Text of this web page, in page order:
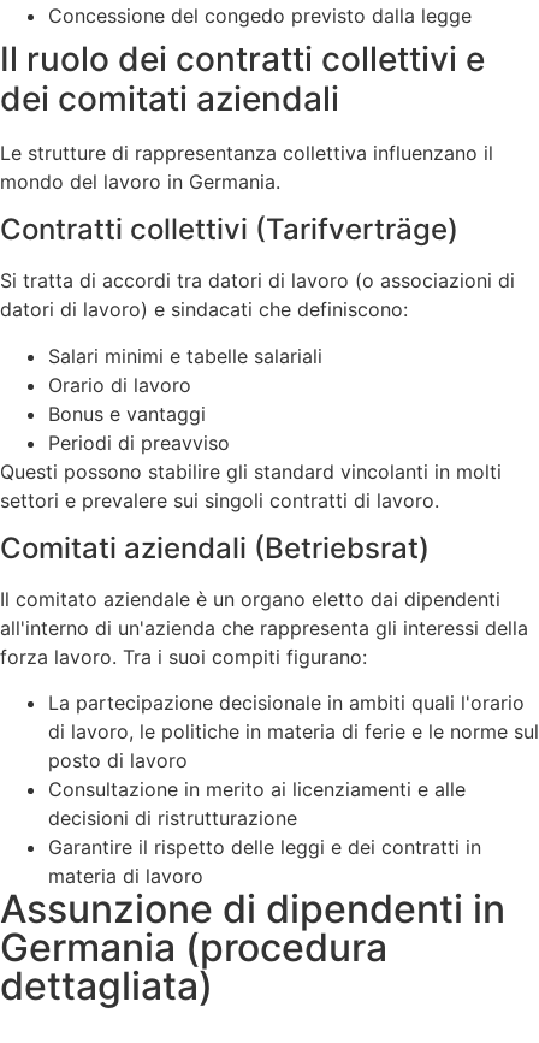
Concessione del congedo previsto dalla legge
Il ruolo dei contratti collettivi e
dei comitati aziendali
Le strutture di rappresentanza collettiva influenzano il
mondo del lavoro in Germania.
Contratti collettivi (Tarifverträge)
Si tratta di accordi tra datori di lavoro (o associazioni di
datori di lavoro) e sindacati che definiscono:
Salari minimi e tabelle salariali
Orario di lavoro
Bonus e vantaggi
Periodi di preavviso
Questi possono stabilire gli standard vincolanti in molti
settori e prevalere sui singoli contratti di lavoro.
Comitati aziendali (Betriebsrat)
Il comitato aziendale è un organo eletto dai dipendenti
all'interno di un'azienda che rappresenta gli interessi della
forza lavoro. Tra i suoi compiti figurano:
La partecipazione decisionale in ambiti quali l'orario
di lavoro, le politiche in materia di ferie e le norme sul
posto di lavoro
Consultazione in merito ai licenziamenti e alle
decisioni di ristrutturazione
Garantire il rispetto delle leggi e dei contratti in
materia di lavoro
Assunzione di dipendenti in
Germania (procedura
dettagliata)